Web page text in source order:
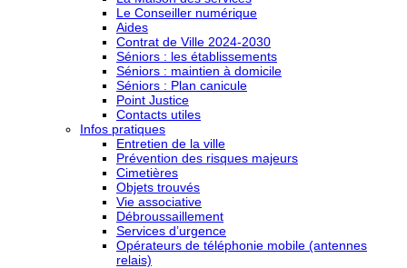
Le Conseiller numérique
Aides
Contrat de Ville 2024-2030
Séniors : les établissements
Séniors : maintien à domicile
Séniors : Plan canicule
Point Justice
Contacts utiles
Infos pratiques
Entretien de la ville
Prévention des risques majeurs
Cimetières
Objets trouvés
Vie associative
Débroussaillement
Services d’urgence
Opérateurs de téléphonie mobile (antennes
relais)